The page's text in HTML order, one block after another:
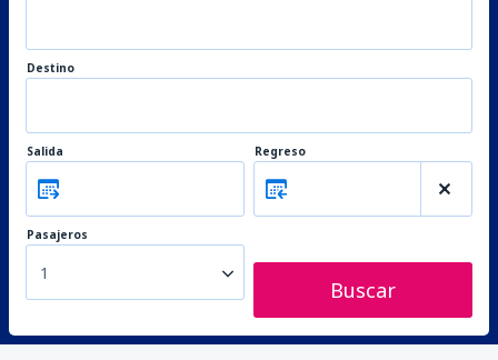
Destino
Salida Regreso
Pasajeros
1
Buscar